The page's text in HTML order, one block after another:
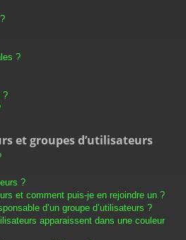
?
?
et groupes d’utilisateurs
?
et comment puis-je en rejoindre un ?
d’un groupe d’utilisateurs ?
apparaissent dans une couleur